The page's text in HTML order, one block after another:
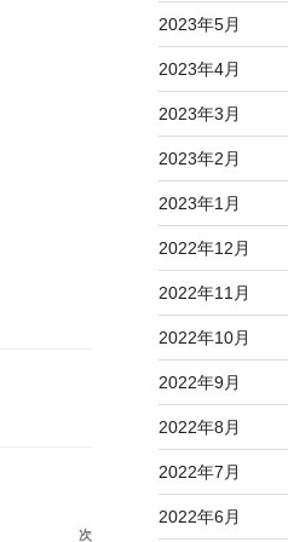
次
2023年5月
2023年4月
2023年3月
2023年2月
2023年1月
2022年12月
2022年11月
2022年10月
2022年9月
2022年8月
2022年7月
2022年6月